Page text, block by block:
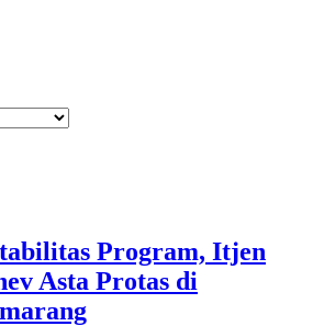
Program, Itjen
Asta Protas di